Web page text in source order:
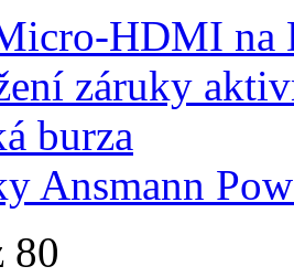
HDMI na
záruky
burza
Ansmann
80